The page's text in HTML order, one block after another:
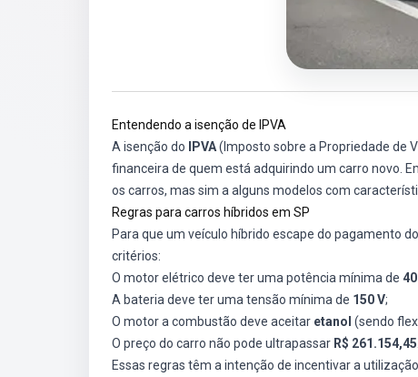
Entendendo a isenção de IPVA
A isenção do
IPVA(Imposto sobre a Propriedade de
financeira de quem está adquirindo um carro novo.
os carros, mas sim a alguns modelos com
Regras para carros híbridos em SP
Para que um veículo híbrido escape do pagamento
critérios:
O motor elétrico deve ter uma potência mínima de
A bateria deve ter uma tensão mínima de 150 V;
O motor a combustão deve aceitar etanol (sendo
O preço do carro não pode ultrapassar R$ 261.154,45
Essas regras têm a intenção de incentivar a